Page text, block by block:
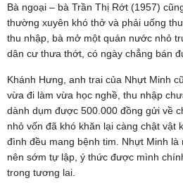
Bà ngoại – bà Trần Thị Rớt (1957)
thường xuyên khó thở và phải uống
thu nhập, bà mở một quán nước nhỏ
dân cư thưa thớt, có ngày chẳng bán
Khánh Hưng, anh trai của Nhựt Minh
vừa đi làm vừa học nghề, thu nhập
dành dụm được 500.000 đồng gửi về
nhỏ vốn đã khó khăn lại càng chật vật
đình đều mang bệnh tim. Nhựt Minh
nên sớm tự lập, ý thức được mình
trong tương lai.